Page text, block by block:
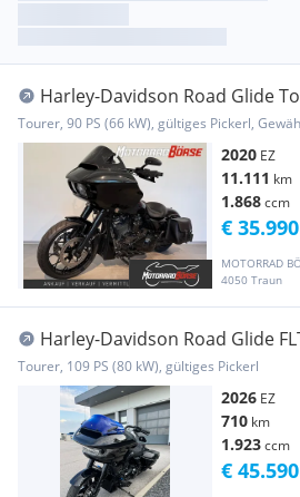
Harley-Davidson Road Glide
Glide Special FLTRXS Teilzahlung
Tourer, 90 PS (66 kW), gültiges Pickerl,
2020 EZ
11.111 km
1.868ccm
MOTORRAD
4050 Traun
€ 35.990
Harley-Davidson Road Glide
Tourer, 109 PS (80 kW), gültiges Pickerl
2026 EZ
710 km
1.923ccm
€ 45.590